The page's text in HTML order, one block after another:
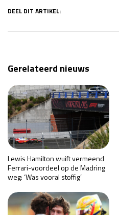
DEEL DIT ARTIKEL:
Gerelateerd nieuws
Lewis Hamilton wuift vermeend
Ferrari-voordeel op de Madring
weg: ‘Was vooral stoffig’